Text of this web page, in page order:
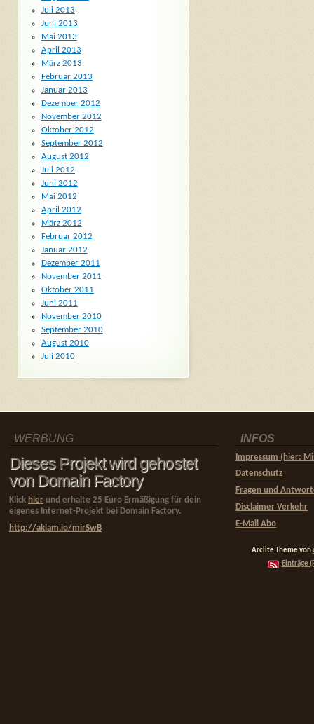
Juli 2013
Juni 2013
Mai 2013
April 2013
März 2013
Februar 2013
Januar 2013
Dezember 2012
November 2012
Oktober 2012
September 2012
August 2012
Juli 2012
Juni 2012
Mai 2012
April 2012
März 2012
Februar 2012
Januar 2012
Dezember 2011
November 2011
Oktober 2011
Juni 2011
November 2010
September 2010
August 2010
Juli 2010
WERBUNG
Dieses Projekt wird gehostet
von Domain Factory
Klick hier und erhalte 25 Euro Ermäßigung für dein
eigenes Internet-Projekt bei Domain Factory.
http://aklam.io/mirSwB
INFOS
Impressum (hier:
Datenschutz
Fragen und
Disclaimer Verkehr
E-Mail Abo
Arclite Theme von
Einträge